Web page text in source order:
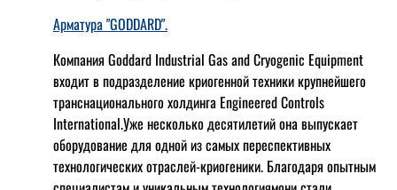
Арматура "GODDARD".
Компания Goddard Industrial Gas and Cryogenic Equipment
входит в подразделение криогенной техники крупнейшего
транснационального холдинга Engineered Controls
International.Уже несколько десятилетий она выпускает
оборудование для одной из самых переспективных
технологических отраслей-криогеники. Благодаря опытным